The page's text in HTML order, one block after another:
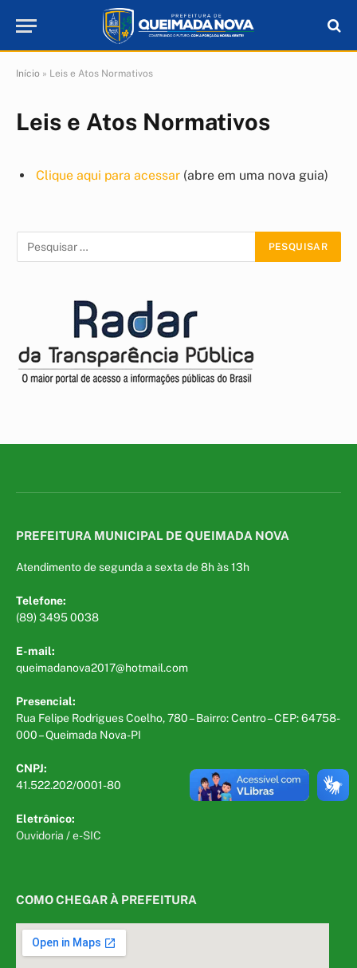
Início » Leis e Atos Normativos
Leis e Atos Normativos
Clique aqui para acessar (abre em uma nova guia)
PREFEITURA MUNICIPAL DE QUEIMADA NOVA
Atendimento de segunda a sexta de 8h às 13h
Telefone:
(89) 3495 0038
E-mail:
queimadanova2017@hotmail.com
Presencial:
Rua Felipe Rodrigues Coelho, 780 – Bairro: Centro – CEP: 64758-
000 – Queimada Nova-PI
CNPJ:
41.522.202/0001-80
Eletrônico:
Ouvidoria /e-SIC
COMO CHEGAR À PREFEITURA